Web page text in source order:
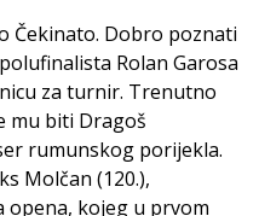
Čekinato. Dobro poznati
Rolan Garosa
za turnir. Trenutno
mu biti Dragoš
rumunskog porijekla.
Molčan (120.),
kojeg u prvom